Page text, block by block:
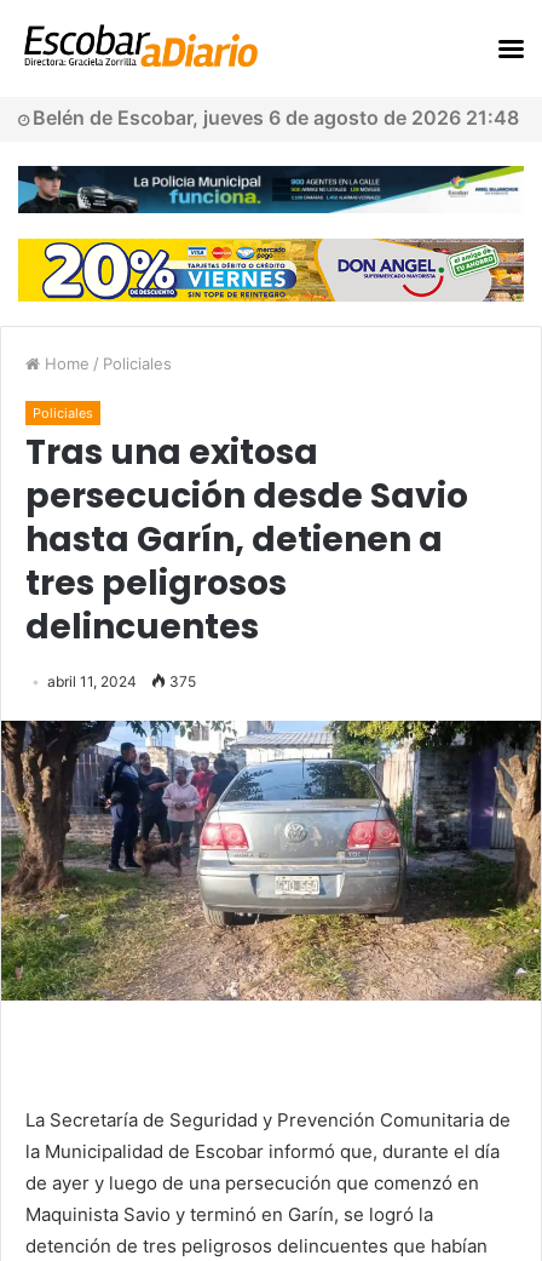
Belén de Escobar, jueves 6 de agosto de 2026 21:48
Home / Policiales
Policiales
Tras una exitosa
persecución desde Savio
hasta Garín, detienen a
tres peligrosos
delincuentes
abril 11, 2024 375
La Secretaría de Seguridad y Prevención Comunitaria de
la Municipalidad de Escobar informó que, durante el día
de ayer y luego de una persecución que comenzó en
Maquinista Savio y terminó en Garín, se logró la
detención de tres peligrosos delincuentes que habían